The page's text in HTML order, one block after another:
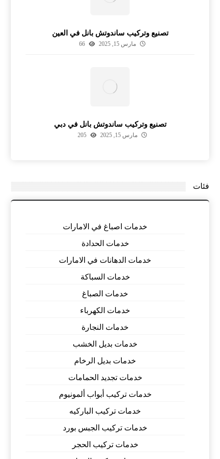
تصنيع وتركيب ساندوتش بانل في العين
مارس 15, 2025 66
تصنيع وتركيب ساندوتش بانل في دبي
مارس 15, 2025 205
فئات
خدمات اصباغ في الامارات
خدمات الحدادة
خدمات الدهانات في الامارات
خدمات السباكة
خدمات الصباغ
خدمات الكهرباء
خدمات النجارة
خدمات بديل الخشب
خدمات بديل الرخام
خدمات تجديد الحمامات
خدمات تركيب أبواب ألمونيوم
خدمات تركيب الباركيه
خدمات تركيب الجبس بورد
خدمات تركيب الحجر